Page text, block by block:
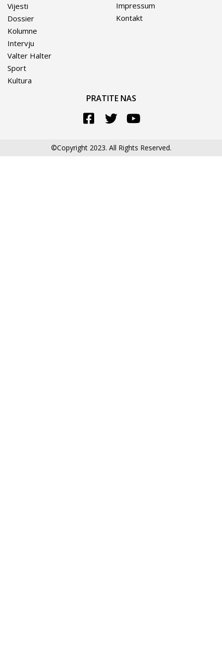
Vijesti
Dossier
Kolumne
Intervju
Valter Halter
Sport
Kultura
Impressum
Kontakt
PRATITE NAS
©Copyright 2023. All Rights Reserved.